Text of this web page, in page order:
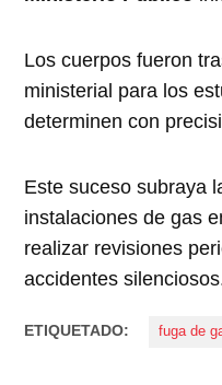
Los cuerpos fueron
ministerial para los
determinen con
Este suceso subraya
instalaciones de gas
realizar revisiones
accidentes
ETIQUETADO: fuga de